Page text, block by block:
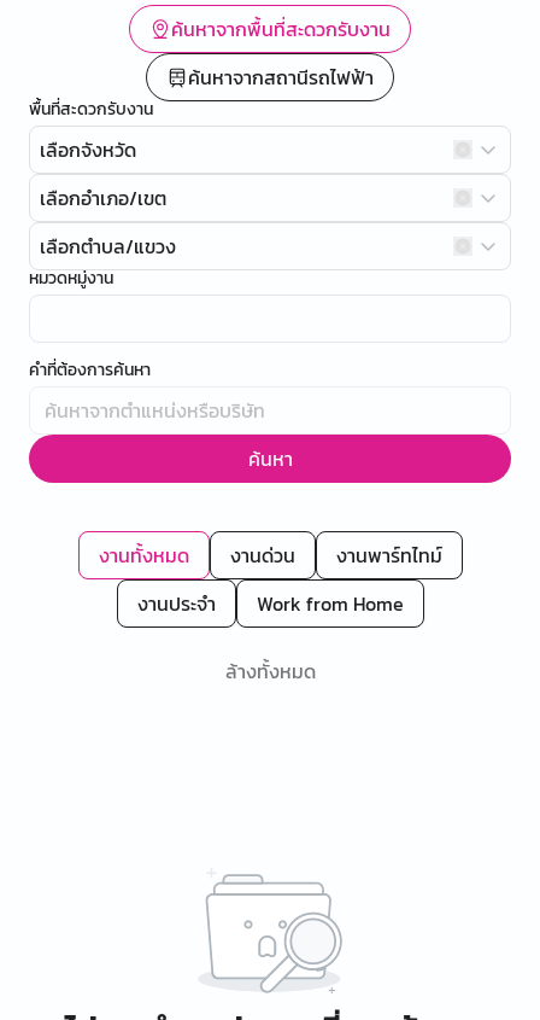
ค้นหาจากพื้นที่สะดวกรับงาน
ค้นหาจากสถานีรถไฟฟ้า
พื้นที่สะดวกรับงาน
เลือกจังหวัด
เลือกอำเภอ/เขต
เลือกตำบล/แขวง
หมวดหมู่งาน
คำที่ต้องการค้นหา
ค้นหา
งานทั้งหมด งานด่วน
งานพาร์ทไทม์
งานประจำ
Work from Home
ล้างทั้งหมด